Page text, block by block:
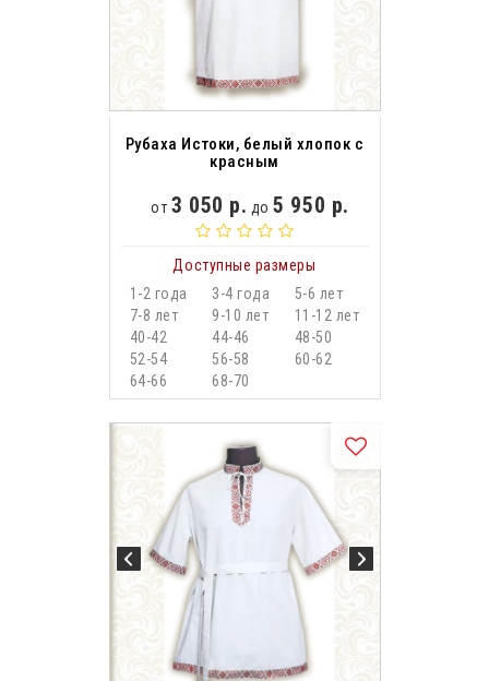
Рубаха Истоки, белый хлопок с
красным
от 3 050 р. до5 950 р.
Доступные размеры
1-2 года
3-4 года
5-6 лет
7-8 лет
9-10 лет
11-12 лет
40-42
44-46
48-50
52-54
56-58
60-62
64-66
68-70